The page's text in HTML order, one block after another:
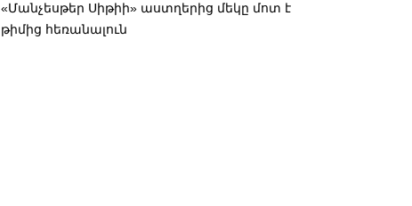
«Մանչեսթեր Սիթիի» աստղերից մեկը մոտ է
թիմից հեռանալուն